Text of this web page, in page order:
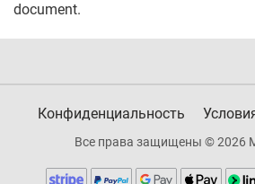
document.
Конфиденциальность
Все права защищены © 2026